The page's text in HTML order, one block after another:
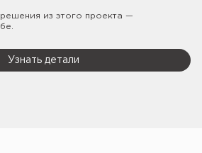
из этого проекта —
Узнать детали